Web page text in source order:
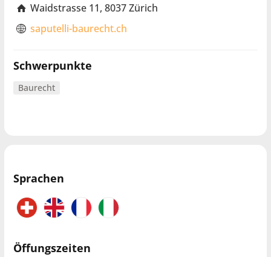
Waidstrasse 11, 8037 Zürich
saputelli-baurecht.ch
Schwerpunkte
Baurecht
Sprachen
Öffungszeiten